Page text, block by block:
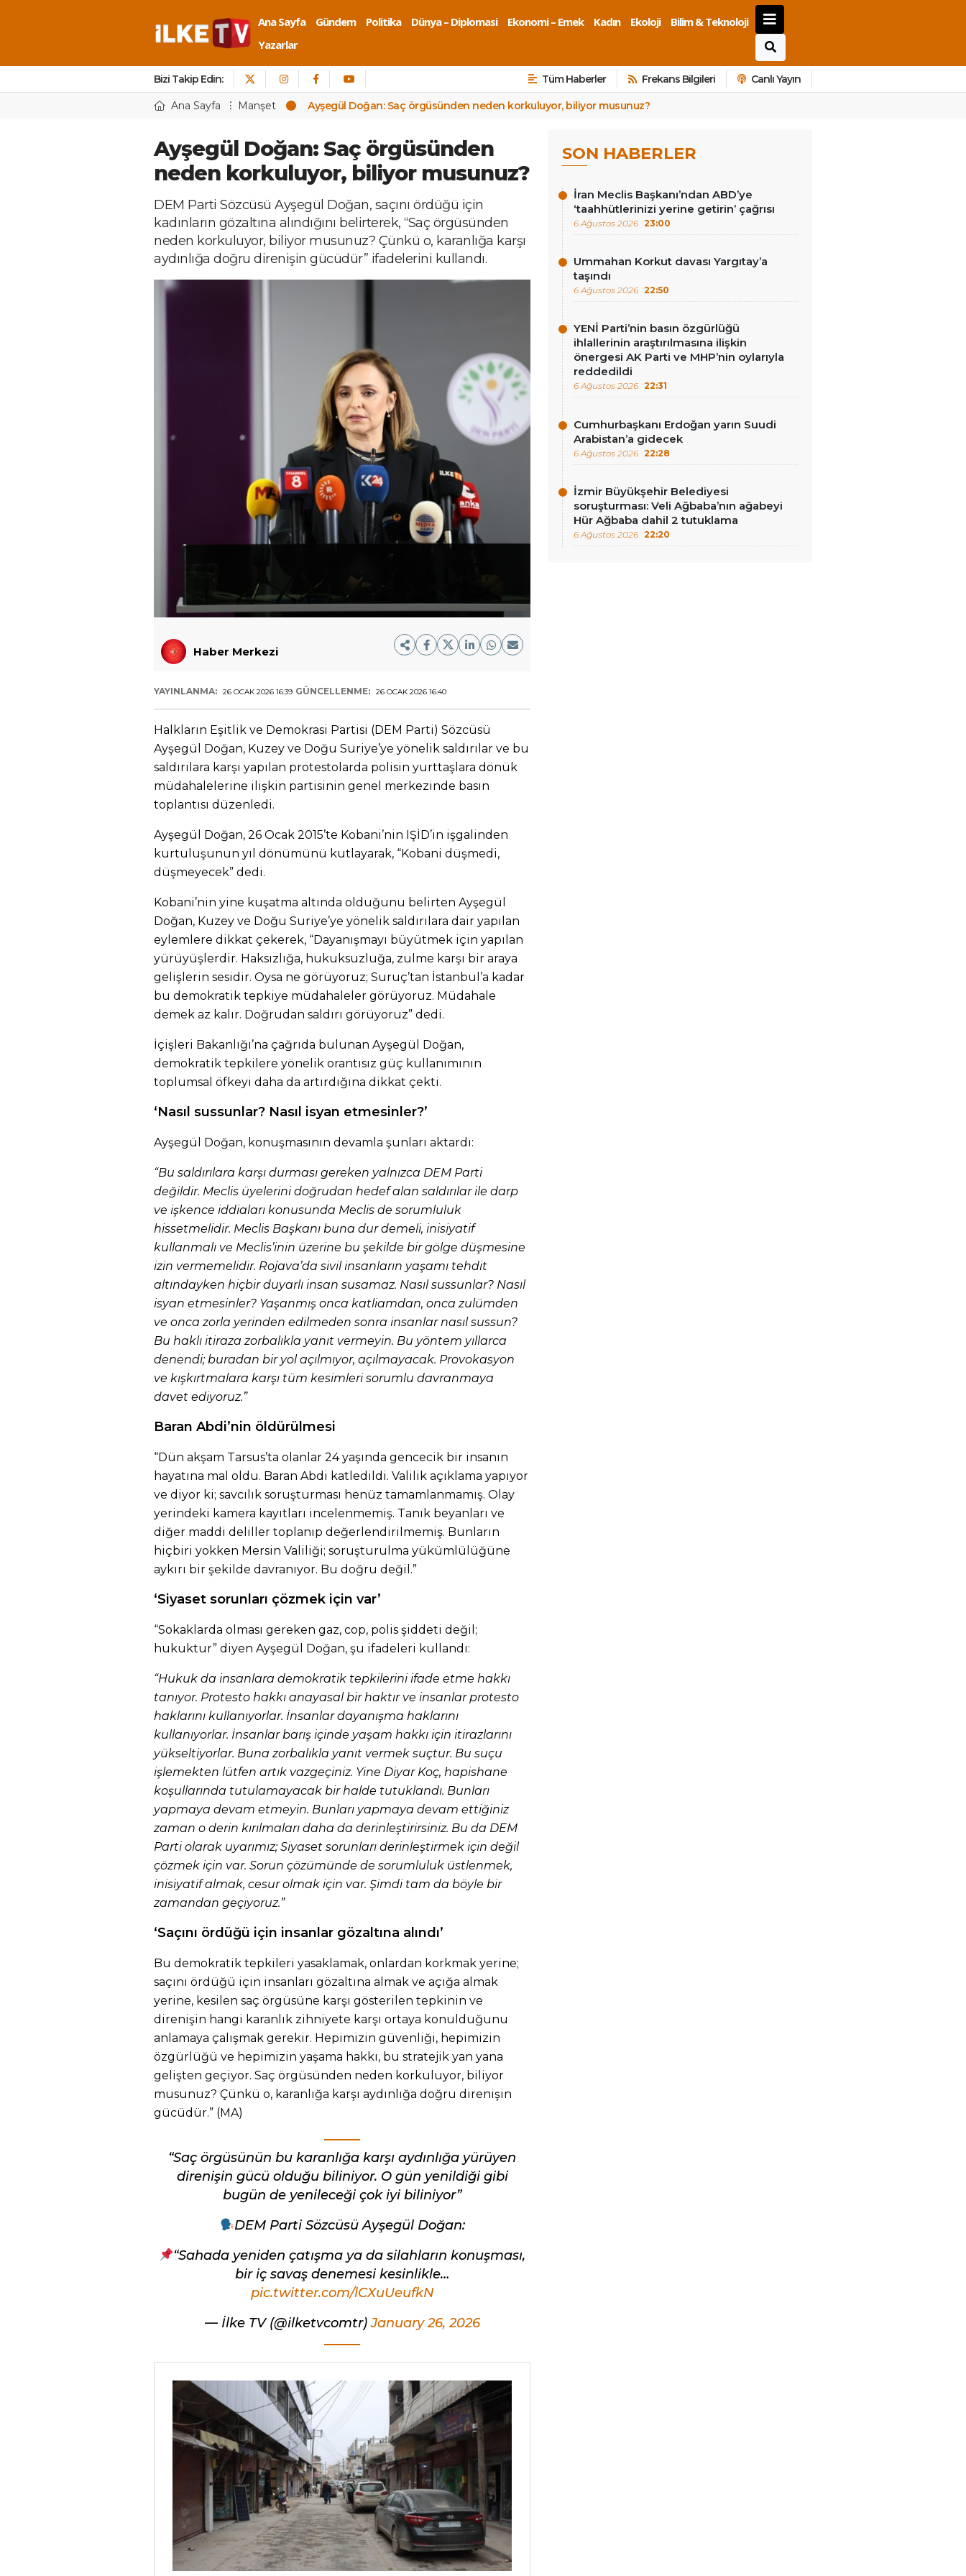
Ana Sayfa Gündem Politika Dünya – Diplomasi Ekonomi – Emek Kadın Ekoloji
Bilim & Teknoloji
Yazarlar
Bizi Takip Edin: Tüm Haberler Frekans Bilgileri Canlı Yayın
Ana Sayfa Manşet Ayşegül Doğan: Saç örgüsünden neden korkuluyor, biliyor musunuz?
Ayşegül Doğan: Saç örgüsünden
neden korkuluyor, biliyor musunuz?
DEM Parti Sözcüsü Ayşegül Doğan, saçını ördüğü için
kadınların gözaltına alındığını belirterek, “Saç örgüsünden
neden korkuluyor, biliyor musunuz? Çünkü o, karanlığa karşı
aydınlığa doğru direnişin gücüdür” ifadelerini kullandı.
Haber Merkezi
YAYINLANMA: 26 OCAK 2026 16:39 GÜNCELLENME: 26 OCAK 2026 16:40
Halkların Eşitlik ve Demokrasi Partisi (DEM Parti) Sözcüsü
Ayşegül Doğan, Kuzey ve Doğu Suriye’ye yönelik saldırılar ve bu
saldırılara karşı yapılan protestolarda polisin yurttaşlara dönük
müdahalelerine ilişkin partisinin genel merkezinde basın
toplantısı düzenledi.
Ayşegül Doğan, 26 Ocak 2015’te Kobani’nin IŞİD’in işgalinden
kurtuluşunun yıl dönümünü kutlayarak, “Kobani düşmedi,
düşmeyecek” dedi.
Kobani’nin yine kuşatma altında olduğunu belirten Ayşegül
Doğan, Kuzey ve Doğu Suriye’ye yönelik saldırılara dair yapılan
eylemlere dikkat çekerek, “Dayanışmayı büyütmek için yapılan
yürüyüşlerdir. Haksızlığa, hukuksuzluğa, zulme karşı bir araya
gelişlerin sesidir. Oysa ne görüyoruz; Suruç’tan İstanbul’a kadar
bu demokratik tepkiye müdahaleler görüyoruz. Müdahale
demek az kalır. Doğrudan saldırı görüyoruz” dedi.
İçişleri Bakanlığı’na çağrıda bulunan Ayşegül Doğan,
demokratik tepkilere yönelik orantısız güç kullanımının
toplumsal öfkeyi daha da artırdığına dikkat çekti.
‘Nasıl sussunlar? Nasıl isyan etmesinler?’
Ayşegül Doğan, konuşmasının devamla şunları aktardı:
“Bu saldırılara karşı durması gereken yalnızca DEM Parti
değildir. Meclis üyelerini doğrudan hedef alan saldırılar ile darp
ve işkence iddiaları konusunda Meclis de sorumluluk
hissetmelidir. Meclis Başkanı buna dur demeli, inisiyatif
kullanmalı ve Meclis’inin üzerine bu şekilde bir gölge düşmesine
izin vermemelidir. Rojava’da sivil insanların yaşamı tehdit
altındayken hiçbir duyarlı insan susamaz. Nasıl sussunlar? Nasıl
isyan etmesinler? Yaşanmış onca katliamdan, onca zulümden
ve onca zorla yerinden edilmeden sonra insanlar nasıl sussun?
Bu haklı itiraza zorbalıkla yanıt vermeyin. Bu yöntem yıllarca
denendi; buradan bir yol açılmıyor, açılmayacak. Provokasyon
ve kışkırtmalara karşı tüm kesimleri sorumlu davranmaya
davet ediyoruz.”
Baran Abdi’nin öldürülmesi
“Dün akşam Tarsus’ta olanlar 24 yaşında gencecik bir insanın
hayatına mal oldu. Baran Abdi katledildi. Valilik açıklama yapıyor
ve diyor ki; savcılık soruşturması henüz tamamlanmamış. Olay
yerindeki kamera kayıtları incelenmemiş. Tanık beyanları ve
diğer maddi deliller toplanıp değerlendirilmemiş. Bunların
hiçbiri yokken Mersin Valiliği; soruşturulma yükümlülüğüne
aykırı bir şekilde davranıyor. Bu doğru değil.”
‘Siyaset sorunları çözmek için var’
“Sokaklarda olması gereken gaz, cop, polis şiddeti değil;
hukuktur” diyen Ayşegül Doğan, şu ifadeleri kullandı:
“Hukuk da insanlara demokratik tepkilerini ifade etme hakkı
tanıyor. Protesto hakkı anayasal bir haktır ve insanlar protesto
haklarını kullanıyorlar. İnsanlar dayanışma haklarını
kullanıyorlar. İnsanlar barış içinde yaşam hakkı için itirazlarını
yükseltiyorlar. Buna zorbalıkla yanıt vermek suçtur. Bu suçu
işlemekten lütfen artık vazgeçiniz. Yine Diyar Koç, hapishane
koşullarında tutulamayacak bir halde tutuklandı. Bunları
yapmaya devam etmeyin. Bunları yapmaya devam ettiğiniz
zaman o derin kırılmaları daha da derinleştirirsiniz. Bu da DEM
Parti olarak uyarımız; Siyaset sorunları derinleştirmek için değil
çözmek için var. Sorun çözümünde de sorumluluk üstlenmek,
inisiyatif almak, cesur olmak için var. Şimdi tam da böyle bir
zamandan geçiyoruz.”
‘Saçını ördüğü için insanlar gözaltına alındı’
Bu demokratik tepkileri yasaklamak, onlardan korkmak yerine;
saçını ördüğü için insanları gözaltına almak ve açığa almak
yerine, kesilen saç örgüsüne karşı gösterilen tepkinin ve
direnişin hangi karanlık zihniyete karşı ortaya konulduğunu
anlamaya çalışmak gerekir. Hepimizin güvenliği, hepimizin
özgürlüğü ve hepimizin yaşama hakkı, bu stratejik yan yana
gelişten geçiyor. Saç örgüsünden neden korkuluyor, biliyor
musunuz? Çünkü o, karanlığa karşı aydınlığa doğru direnişin
gücüdür.” (MA)
“Saç örgüsünün bu karanlığa karşı aydınlığa yürüyen
direnişin gücü olduğu biliniyor. O gün yenildiği gibi
bugün de yenileceği çok iyi biliniyor”
DEM Parti Sözcüsü Ayşegül Doğan:
“Sahada yeniden çatışma ya da silahların konuşması,
bir iç savaş denemesi kesinlikle…
pic.twitter.com/lCXuUeufkN
— İlke TV (@ilketvcomtr)January 26, 2026
SON HABERLER
İran Meclis Başkanı’ndan ABD’ye
‘taahhütlerinizi yerine getirin’ çağrısı
6 Ağustos 2026 23:00
Ummahan Korkut davası Yargıtay’a
taşındı
6 Ağustos 2026 22:50
YENİ Parti’nin basın özgürlüğü
ihlallerinin araştırılmasına ilişkin
önergesi AK Parti ve MHP’nin oylarıyla
reddedildi
6 Ağustos 2026 22:31
Cumhurbaşkanı Erdoğan yarın Suudi
Arabistan’a gidecek
6 Ağustos 2026 22:28
İzmir Büyükşehir Belediyesi
soruşturması: Veli Ağbaba’nın ağabeyi
Hür Ağbaba dahil 2 tutuklama
6 Ağustos 2026 22:20